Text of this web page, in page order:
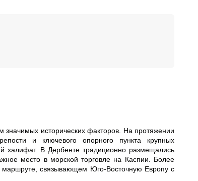
исторических факторов. На протяжении
и ключевого опорного пункта крупных
халифат. В Дербенте традиционно размещались
место в морской торговле на Каспии. Более
связывающем Юго‑Восточную Европу с